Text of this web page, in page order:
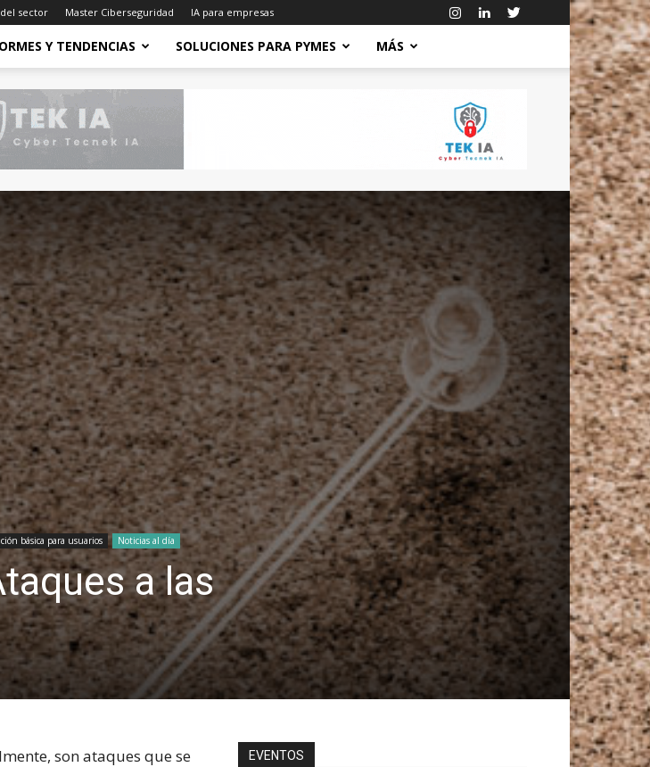
sector Master Ciberseguridad IA para empresas
Y TENDENCIAS SOLUCIONES PARA PYMES MÁS
básica para usuarios Noticias al día
a las
son ataques que se
EVENTOS